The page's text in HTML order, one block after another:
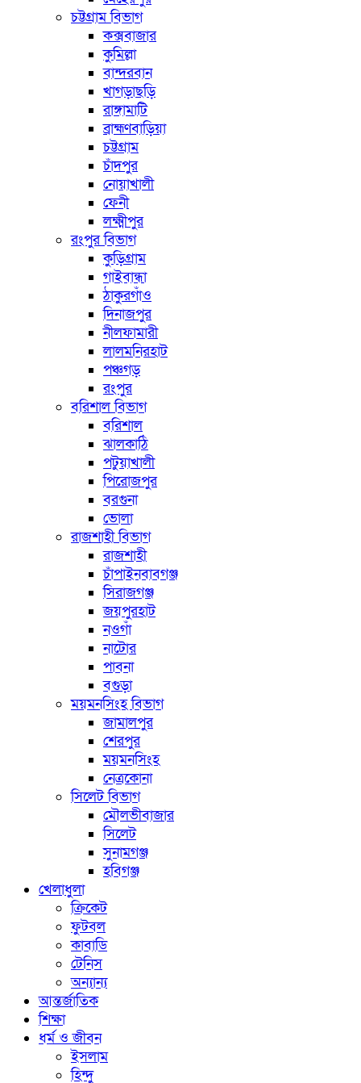
চট্টগ্রাম বিভাগ
কক্সবাজার
কুমিল্লা
বান্দরবান
খাগড়াছড়ি
রাঙ্গামাটি
ব্রাহ্মণবাড়িয়া
চট্টগ্রাম
চাঁদপুর
নোয়াখালী
ফেনী
লক্ষ্মীপুর
রংপুর বিভাগ
কুড়িগ্রাম
গাইবান্ধা
ঠাকুরগাঁও
দিনাজপুর
নীলফামারী
লালমনিরহাট
পঞ্চগড়
রংপুর
বরিশাল বিভাগ
বরিশাল
ঝালকাঠি
পটুয়াখালী
পিরোজপুর
বরগুনা
ভোলা
রাজশাহী বিভাগ
রাজশাহী
চাঁপাইনবাবগঞ্জ
সিরাজগঞ্জ
জয়পুরহাট
নওগাঁ
নাটোর
পাবনা
বগুড়া
ময়মনসিংহ বিভাগ
জামালপুর
শেরপুর
ময়মনসিংহ
নেত্রকোনা
সিলেট বিভাগ
মৌলভীবাজার
সিলেট
সুনামগঞ্জ
হবিগঞ্জ
খেলাধুলা
ক্রিকেট
ফুটবল
কাবাডি
টেনিস
অন্যান্য
আন্তর্জাতিক
শিক্ষা
ধর্ম ও জীবন
ইসলাম
হিন্দু